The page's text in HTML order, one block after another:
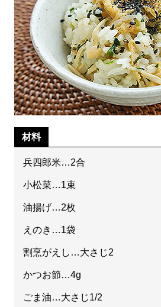
材料
兵四郎米…2合
小松菜…1束
油揚げ…2枚
えのき…1袋
割烹がえし…大さじ2
かつお節…4g
ごま油…大さじ1/2